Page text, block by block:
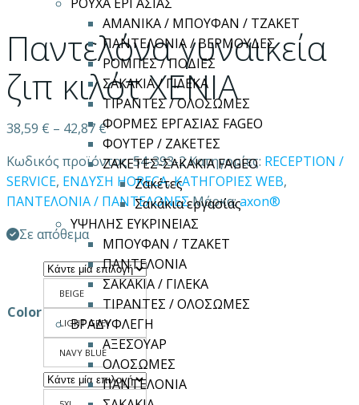
ΡΟΥΧΑ ΕΡΓΑΣΙΑΣ
ΑΜΑΝΙΚΑ / ΜΠΟΥΦΑΝ / ΤΖΑΚΕΤ
ΠΑΝΤΕΛΟΝΙΑ / ΒΕΡΜΟΥΔΕΣ
ΡΟΜΠΕΣ / ΠΟΔΙΕΣ
ΣΑΚΑΚΙΑ / ΓΙΛΕΚΑ
ΤΙΡΑΝΤΕΣ / ΟΛΟΣΩΜΕΣ
ΦΟΡΜΕΣ ΕΡΓΑΣΙΑΣ FAGEO
ΦΟΥΤΕΡ / ΖΑΚΕΤΕΣ
ΖΑΚΕΤΕΣ-ΣΑΚΑΚΙΑ FAGEO
Ζακέτες
Σακάκια εργασίας
ΥΨΗΛΗΣ ΕΥΚΡΙΝΕΙΑΣ
ΜΠΟΥΦΑΝ / ΤΖΑΚΕΤ
ΠΑΝΤΕΛΟΝΙΑ
ΣΑΚΑΚΙΑ / ΓΙΛΕΚΑ
ΤΙΡΑΝΤΕΣ / ΟΛΟΣΩΜΕΣ
ΒΡΑΔΥΦΛΕΓΗ
ΑΞΕΣΟΥΑΡ
ΟΛΟΣΩΜΕΣ
ΠΑΝΤΕΛΟΝΙΑ
Παντελόνα γυναικεία
ζιπ κιλότ XENIA
38,59 € – 42,87 €
Κωδικός προϊόντος:54-393-2Κατηγορίες: RECEPTION /
SERVICE, ΕΝΔΥΣΗ HORECA,ΚΑΤΗΓΟΡΙΕΣ WEB,
ΠΑΝΤΕΛΟΝΙΑ / ΠΑΝΤΕΛΟΝΕΣ Μάρκα:axon®
Σε απόθεμα
Color
BEIGE
LIGHT GREY
NAVY BLUE